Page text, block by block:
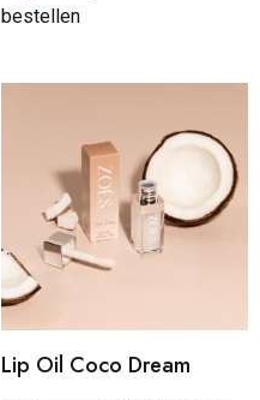
bestellen
Lip Oil Coco Dream